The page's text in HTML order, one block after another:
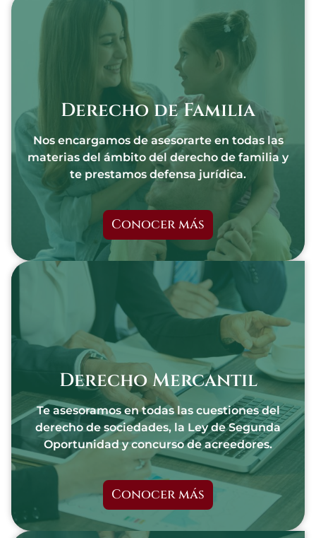
Derecho de Familia
Nos encargamos de asesorarte en todas las
materias del ámbito del derecho de familia y
te prestamos defensa jurídica.
Conocer más
Derecho Mercantil
Te asesoramos en todas las cuestiones del
derecho de sociedades, la Ley de Segunda
Oportunidad y concurso de acreedores.
Conocer más